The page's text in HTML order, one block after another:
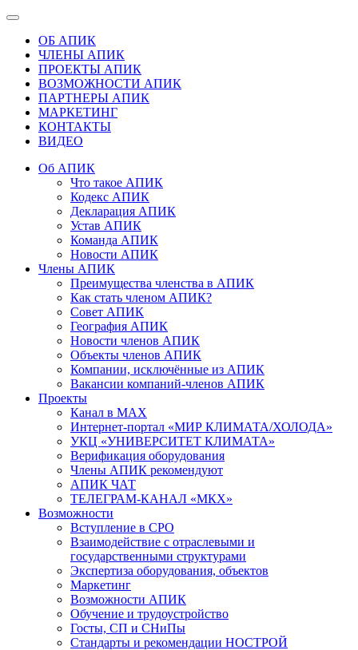
ОБ АПИК
ЧЛЕНЫ АПИК
ПРОЕКТЫ АПИК
ВОЗМОЖНОСТИ АПИК
ПАРТНЕРЫ АПИК
МАРКЕТИНГ
КОНТАКТЫ
ВИДЕО
Об АПИК
Что такое АПИК
Кодекс АПИК
Декларация АПИК
Устав АПИК
Команда АПИК
Новости АПИК
Члены АПИК
Преимущества членства в АПИК
Как стать членом АПИК?
Совет АПИК
География АПИК
Новости членов АПИК
Объекты членов АПИК
Компании, исключённые из АПИК
Вакансии компаний-членов АПИК
Проекты
Канал в MAX
Интернет-портал «МИР КЛИМАТА/ХОЛОДА»
УКЦ «УНИВЕРСИТЕТ КЛИМАТА»
Верификация оборудования
Члены АПИК рекомендуют
АПИК ЧАТ
ТЕЛЕГРАМ-КАНАЛ «МКХ»
Возможности
Вступление в СРО
Взаимодействие с отраслевыми и
государственными структурами
Экспертиза оборудования, объектов
Маркетинг
Возможности АПИК
Обучение и трудоустройство
Госты, СП и СНиПы
Стандарты и рекомендации НОСТРОЙ